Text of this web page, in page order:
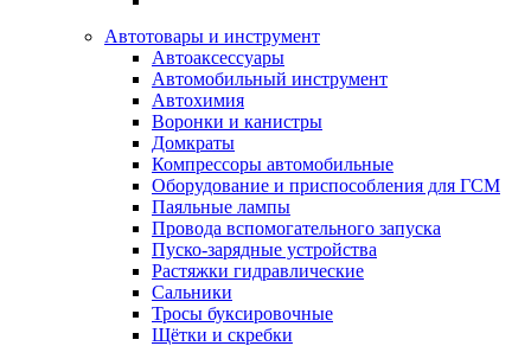
Автотовары и инструмент
Автоаксессуары
Автомобильный инструмент
Автохимия
Воронки и канистры
Домкраты
Компрессоры автомобильные
Оборудование и приспособления для ГСМ
Паяльные лампы
Провода вспомогательного запуска
Пуско-зарядные устройства
Растяжки гидравлические
Сальники
Тросы буксировочные
Щётки и скребки